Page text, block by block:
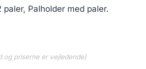
paler, Palholder med paler.
og priserne er vejledende)